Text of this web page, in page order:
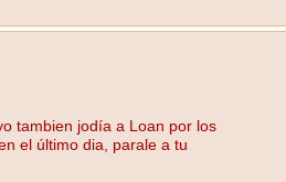
tambien jodía a Loan por los
el último dia, parale a tu